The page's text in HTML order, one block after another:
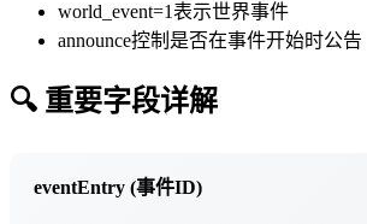
world_event=1表示世界事件
announce控制是否在事件开始时公告
🔍 重要字段详解
eventEntry (事件ID)